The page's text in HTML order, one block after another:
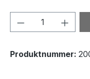
Produkt
Produktnummer: